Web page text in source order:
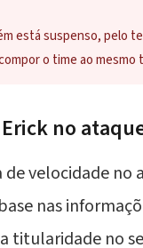
está suspenso, pelo
o time ao mesmo
no
velocidade no
nas
titularidade no